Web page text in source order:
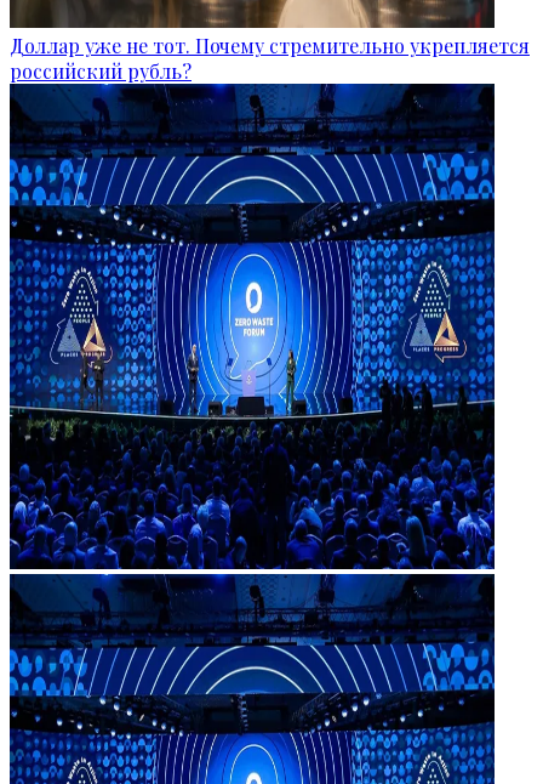
Доллар уже не тот. Почему стремительно укрепляется
российский рубль?